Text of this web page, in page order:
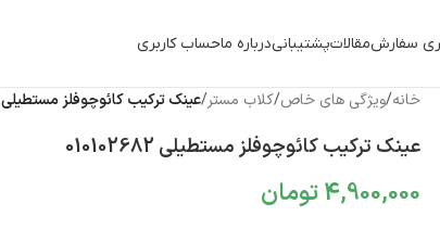
سفارشمقالاتپشتیبانیدرباره ماحساب کاربری
خانه/ویژگی های خاص/کلاب مستر/عینک ترکیب کائوچوفلز مستطیلی 010102682
عینک ترکیب کائوچوفلز مستطیلی 010102682
4,900,000تومان